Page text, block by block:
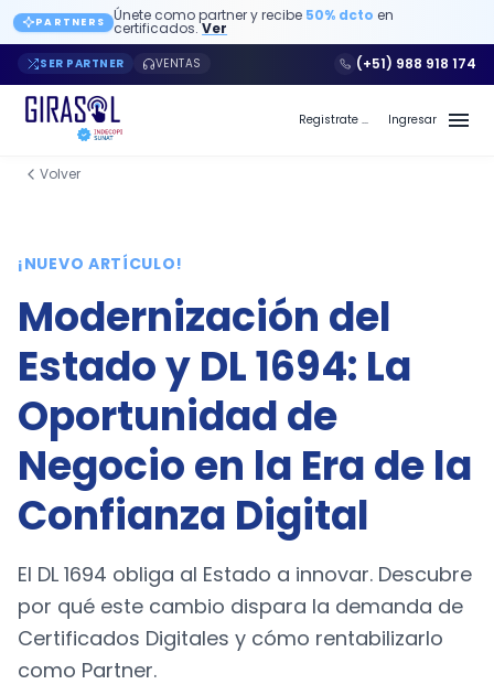
PARTNERS Únete como partner y recibe 50% dcto en
certificados.Ver
SER PARTNER VENTAS (+51) 988 918 174
Registrate a Girasol PE Ingresar
Volver
¡NUEVO ARTÍCULO!
Modernización del
Estado y DL 1694: La
Oportunidad de
Negocio en la Era de la
Confianza Digital
El DL 1694 obliga al Estado a innovar. Descubre
por qué este cambio dispara la demanda de
Certificados Digitales y cómo rentabilizarlo
como Partner.